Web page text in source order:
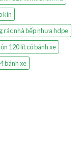
kín
rác nhà bếp nhựa hdpe
120 lít có bánh xe
bánh xe